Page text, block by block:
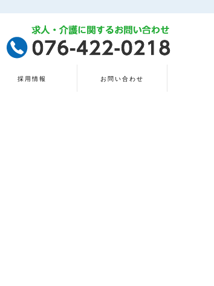
採用情報 お問い合わせ